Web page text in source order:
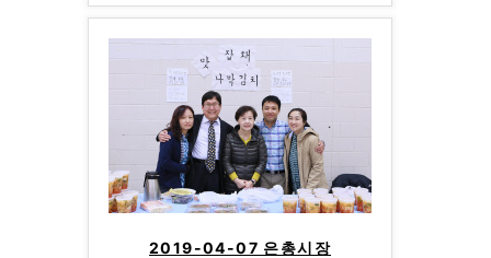
2019-04-07 은총시장